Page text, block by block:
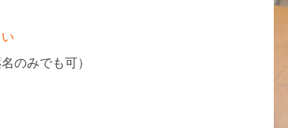
のみでも可）